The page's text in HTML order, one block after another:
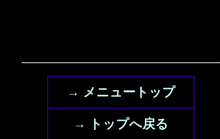
→ メニュートップ
→ トップへ戻る